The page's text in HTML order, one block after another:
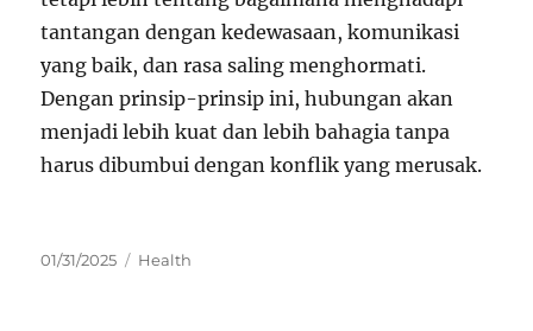
tantangan dengan kedewasaan, komunikasi
yang baik, dan rasa saling menghormati.
Dengan prinsip-prinsip ini, hubungan akan
menjadi lebih kuat dan lebih bahagia tanpa
harus dibumbui dengan konflik yang merusak.
Posted
01/31/2025 Categories
Health